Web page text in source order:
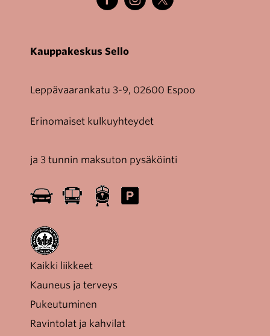
Kauppakeskus Sello
Leppävaarankatu 3-9, 02600 Espoo
Erinomaiset kulkuyhteydet
ja 3 tunnin maksuton pysäköinti
Kaikki liikkeet
Kauneus ja terveys
Pukeutuminen
Ravintolat ja kahvilat